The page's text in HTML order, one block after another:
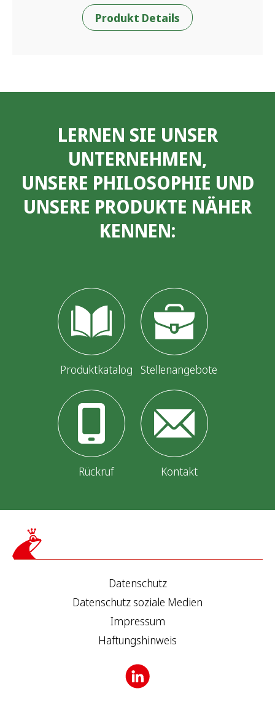
Produkt Details
LERNEN SIE UNSER
UNTERNEHMEN,
UNSERE PHILOSOPHIE UND
UNSERE PRODUKTE NÄHER
KENNEN:
Produktkatalog Stellenangebote
Rückruf Kontakt
Datenschutz
Datenschutz soziale Medien
Impressum
Haftungshinweis